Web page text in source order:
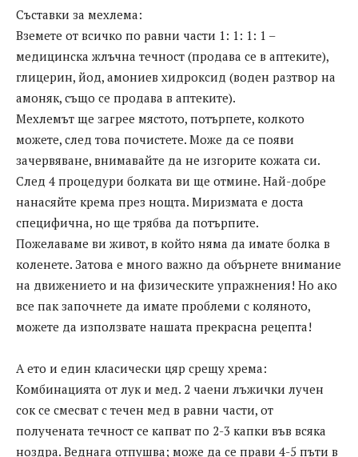
Съставки за мехлема:
Вземете от всичко по равни части 1: 1: 1: 1 –
медицинска жлъчна течност (продава се в аптеките),
глицерин, йод, амониев хидроксид (воден разтвор на
амоняк, също се продава в аптеките).
Мехлемът ще загрее мястото, потърпете, колкото
можете, след това почистете. Може да се появи
зачервяване, внимавайте да не изгорите кожата си.
След 4 процедури болката ви ще отмине. Най-добре
нанасяйте крема през нощта. Миризмата е доста
специфична, но ще трябва да потърпите.
Пожелаваме ви живот, в който няма да имате болка в
коленете. Затова е много важно да обърнете внимание
на движението и на физическите упражнения! Но ако
все пак започнете да имате проблеми с коляното,
можете да използвате нашата прекрасна рецепта!
А ето и един класически цяр срещу хрема:
Комбинацията от лук и мед. 2 чаени лъжички лучен
сок се смесват с течен мед в равни части, от
получената течност се капват по 2-3 капки във всяка
ноздра. Веднага отпушва; може да се прави 4-5 пъти в